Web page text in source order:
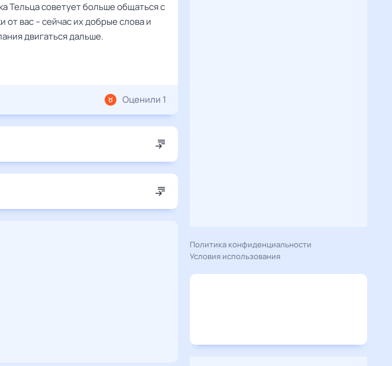
Тельца советует больше общаться с
вас – сейчас их добрые слова и
двигаться дальше.
Оценили 1
Политика конфиденциальности
Условия использования